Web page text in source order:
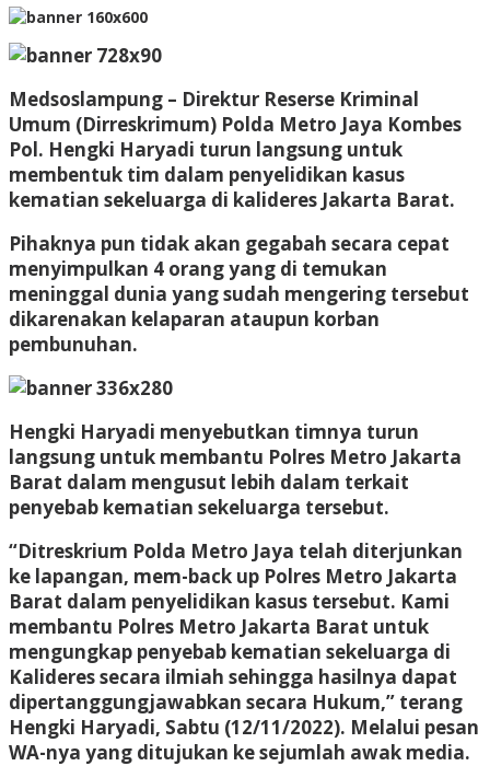
Medsoslampung – Direktur Reserse Kriminal
Umum (Dirreskrimum) Polda Metro Jaya Kombes
Pol. Hengki Haryadi turun langsung untuk
membentuk tim dalam penyelidikan kasus
kematian sekeluarga di kalideres Jakarta Barat.
Pihaknya pun tidak akan gegabah secara cepat
menyimpulkan 4 orang yang di temukan
meninggal dunia yang sudah mengering tersebut
dikarenakan kelaparan ataupun korban
pembunuhan.
Hengki Haryadi menyebutkan timnya turun
langsung untuk membantu Polres Metro Jakarta
Barat dalam mengusut lebih dalam terkait
penyebab kematian sekeluarga tersebut.
“Ditreskrium Polda Metro Jaya telah diterjunkan
ke lapangan, mem-back up Polres Metro Jakarta
Barat dalam penyelidikan kasus tersebut. Kami
membantu Polres Metro Jakarta Barat untuk
mengungkap penyebab kematian sekeluarga di
Kalideres secara ilmiah sehingga hasilnya dapat
dipertanggungjawabkan secara Hukum,” terang
Hengki Haryadi, Sabtu (12/11/2022). Melalui pesan
WA-nya yang ditujukan ke sejumlah awak media.